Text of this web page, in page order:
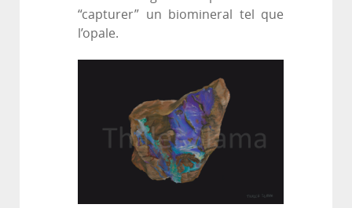
“capturer” un biomineral tel que
l’opale.